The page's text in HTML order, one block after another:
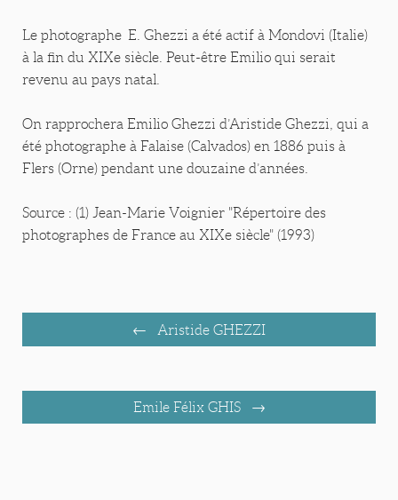
Le photographe E. Ghezzi a été actif à Mondovi (Italie)
à la fin du XIXe siècle. Peut-être Emilio qui serait
revenu au pays natal.
On rapprochera Emilio Ghezzi d’Aristide Ghezzi, qui a
été photographe à Falaise (Calvados) en 1886 puis à
Flers (Orne) pendant une douzaine d’années.
Source : (1) Jean-Marie Voignier "Répertoire des
photographes de France au XIXe siècle" (1993)
Aristide GHEZZI
Emile Félix GHIS